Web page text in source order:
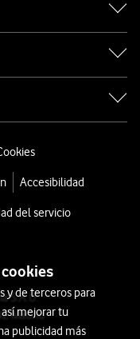
Accesibilidad
del servicio
S.A.U.
Madrid
cookies
y de terceros para
mejorar tu
publicidad más